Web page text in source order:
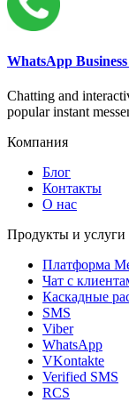
WhatsApp
Chatting and
popular instant
Компания
Блог
Контакты
О нас
Продукты и услуги
Платформа
Чат с
Каскадные
SMS
Viber
WhatsApp
VKontakte
Verified SMS
RCS